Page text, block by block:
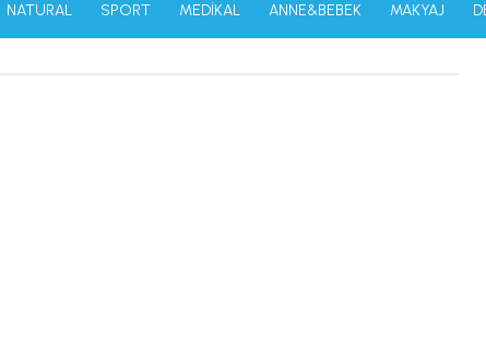
NATURAL SPORT MEDİKAL ANNE&BEBEK MAKYAJ